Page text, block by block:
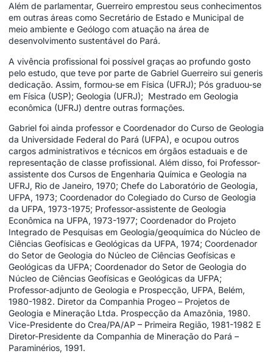
Além de parlamentar, Guerreiro emprestou seus conhecimentos
em outras áreas como Secretário de Estado e Municipal de
meio ambiente e Geólogo com atuação na área de
desenvolvimento sustentável do Pará.
A vivência profissional foi possível graças ao profundo gosto
pelo estudo, que teve por parte de Gabriel Guerreiro sui generis
dedicação. Assim, formou-se em Física (UFRJ); Pós graduou-se
em Física (USP); Geologia (UFRJ); Mestrado em Geologia
econômica (UFRJ) dentre outras formações.
Gabriel foi ainda professor e Coordenador do Curso de Geologia
da Universidade Federal do Pará (UFPA), e ocupou outros
cargos administrativos e técnicos em órgãos estaduais e de
representação de classe profissional. Além disso, foi Professor-
assistente dos Cursos de Engenharia Química e Geologia na
UFRJ, Rio de Janeiro, 1970; Chefe do Laboratório de Geologia,
UFPA, 1973; Coordenador do Colegiado do Curso de Geologia
da UFPA, 1973-1975; Professor-assistente de Geologia
Econômica na UFPA, 1973-1977; Coordenador do Projeto
Integrado de Pesquisas em Geologia/geoquímica do Núcleo de
Ciências Geofísicas e Geológicas da UFPA, 1974; Coordenador
do Setor de Geologia do Núcleo de Ciências Geofísicas e
Geológicas da UFPA; Coordenador do Setor de Geologia do
Núcleo de Ciências Geofísicas e Geológicas da UFPA;
Professor-adjunto de Geologia e Prospecção, UFPA, Belém,
1980-1982. Diretor da Companhia Progeo – Projetos de
Geologia e Mineração Ltda. Prospecção da Amazônia, 1980.
Vice-Presidente do Crea/PA/AP – Primeira Região, 1981-1982 E
Diretor-Presidente da Companhia de Mineração do Pará –
Paraminérios, 1991.